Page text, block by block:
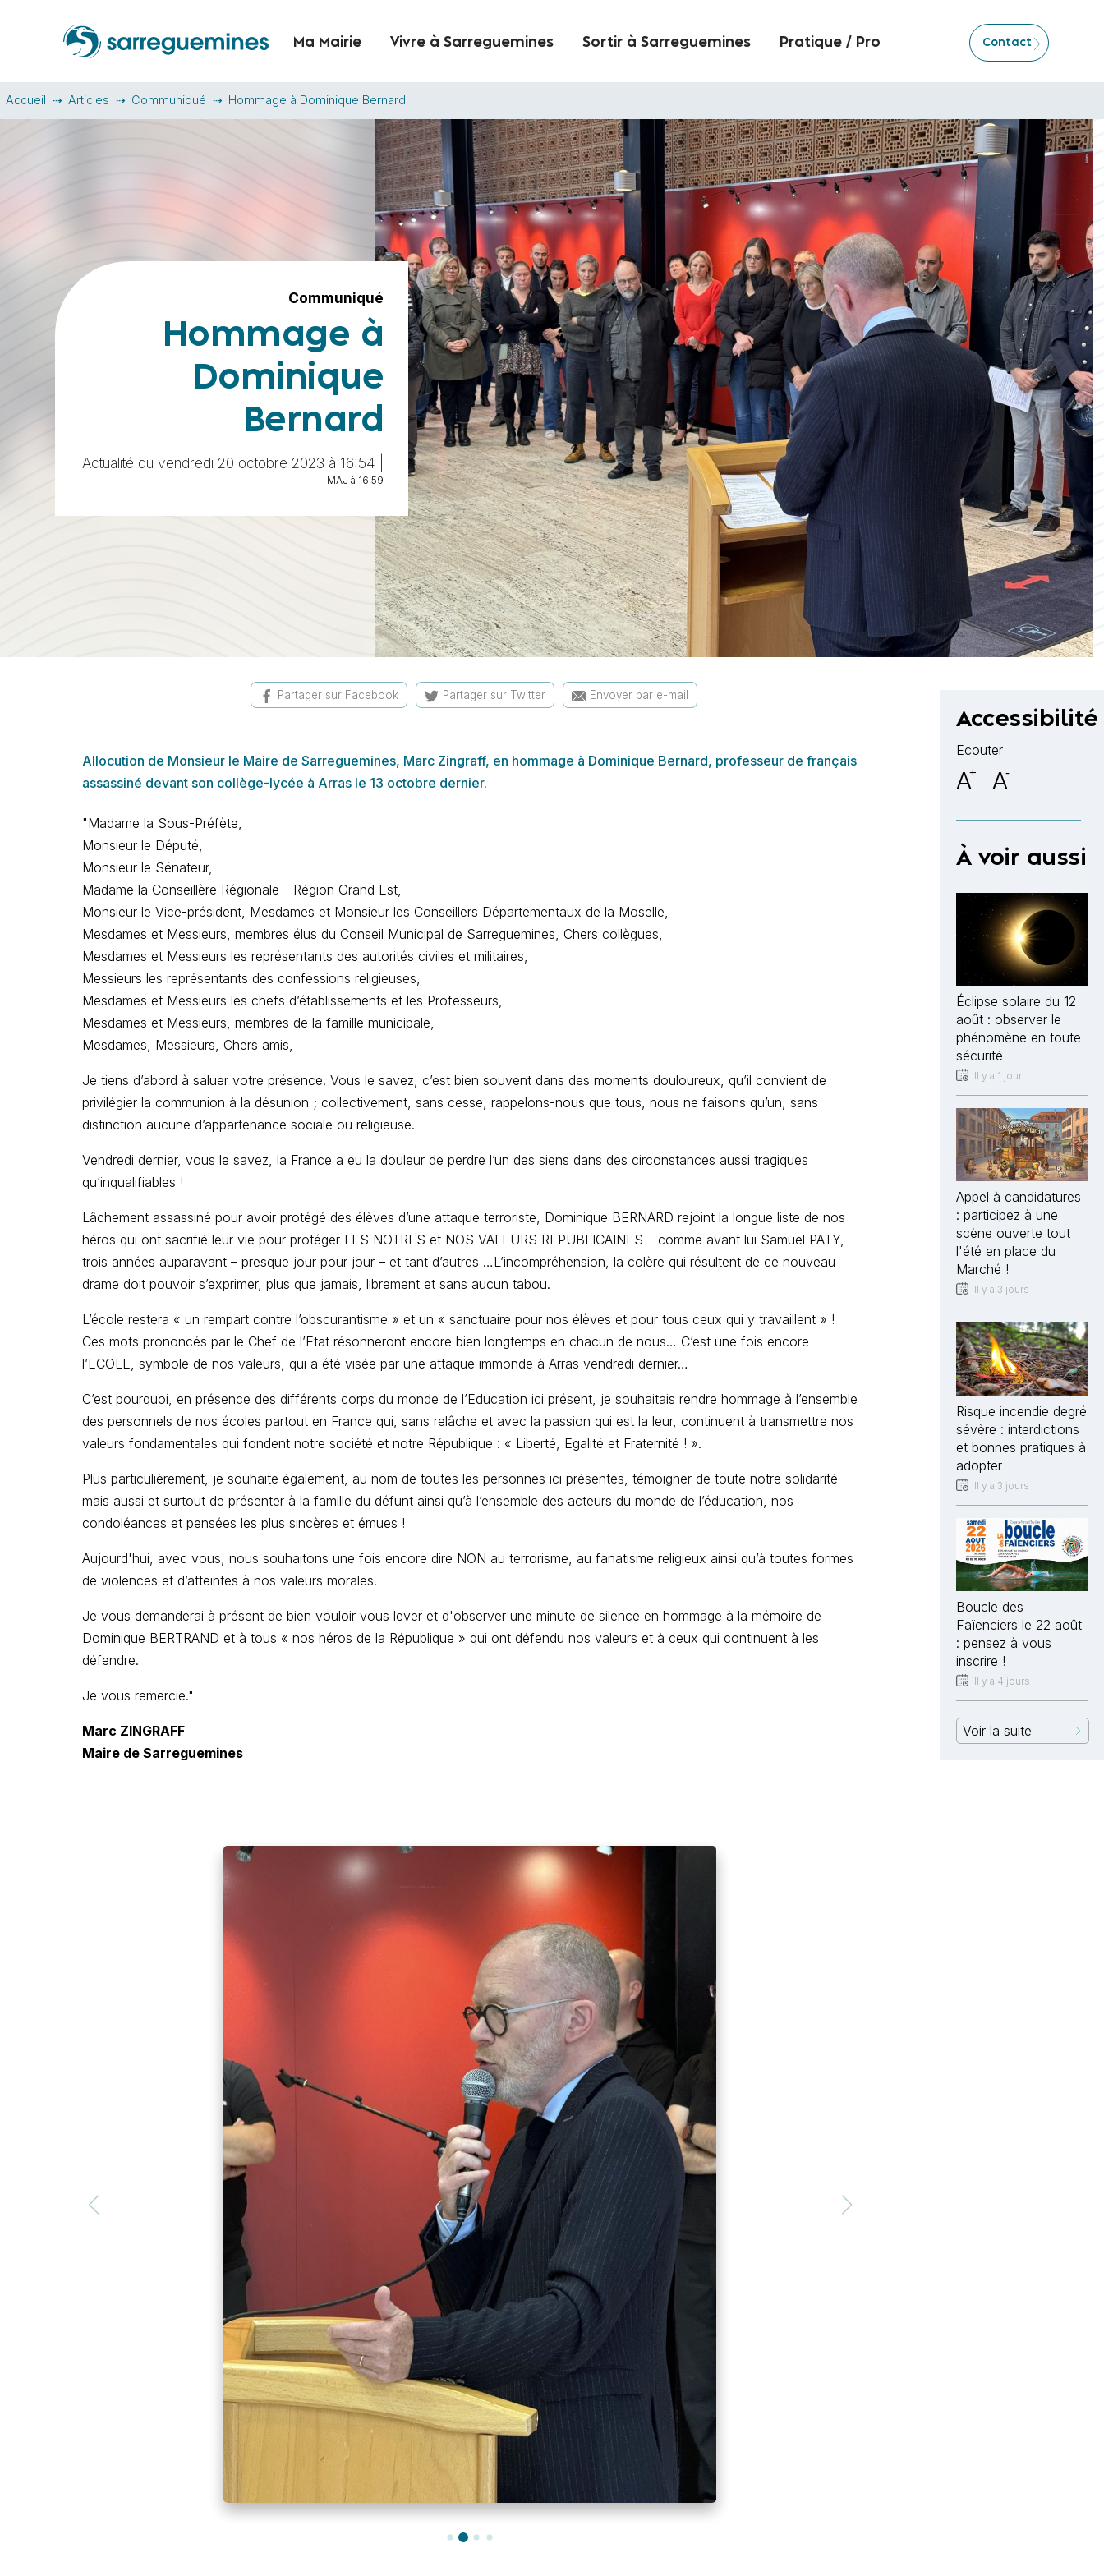
Ma Mairie Vivre à Sarreguemines Sortir à Sarreguemines Pratique / Pro Contact
Accueil Articles Communiqué Hommage à Dominique Bernard
Communiqué
Hommage à
Dominique
Bernard
Actualité du vendredi 20 octobre 2023 à 16:54 |
MAJ à 16:59
Partager sur Facebook Partager sur Twitter Envoyer par e-mail
Allocution de Monsieur le Maire de Sarreguemines, Marc Zingraff, en hommage à Dominique Bernard, professeur de français
assassiné devant son collège-lycée à Arras le 13 octobre dernier.
"Madame la Sous-Préfète,
Monsieur le Député,
Monsieur le Sénateur,
Madame la Conseillère Régionale - Région Grand Est,
Monsieur le Vice-président, Mesdames et Monsieur les Conseillers Départementaux de la Moselle,
Mesdames et Messieurs, membres élus du Conseil Municipal de Sarreguemines, Chers collègues,
Mesdames et Messieurs les représentants des autorités civiles et militaires,
Messieurs les représentants des confessions religieuses,
Mesdames et Messieurs les chefs d’établissements et les Professeurs,
Mesdames et Messieurs, membres de la famille municipale,
Mesdames, Messieurs, Chers amis,
Je tiens d’abord à saluer votre présence. Vous le savez, c’est bien souvent dans des moments douloureux, qu’il convient de
privilégier la communion à la désunion ; collectivement, sans cesse, rappelons-nous que tous, nous ne faisons qu’un, sans
distinction aucune d’appartenance sociale ou religieuse.
Vendredi dernier, vous le savez, la France a eu la douleur de perdre l’un des siens dans des circonstances aussi tragiques
qu’inqualifiables !
Lâchement assassiné pour avoir protégé des élèves d’une attaque terroriste, Dominique BERNARD rejoint la longue liste de nos
héros qui ont sacrifié leur vie pour protéger LES NOTRES et NOS VALEURS REPUBLICAINES – comme avant lui Samuel PATY,
trois années auparavant – presque jour pour jour – et tant d’autres …L’incompréhension, la colère qui résultent de ce nouveau
drame doit pouvoir s’exprimer, plus que jamais, librement et sans aucun tabou.
L’école restera « un rempart contre l’obscurantisme » et un « sanctuaire pour nos élèves et pour tous ceux qui y travaillent » !
Ces mots prononcés par le Chef de l’Etat résonneront encore bien longtemps en chacun de nous… C’est une fois encore
l’ECOLE, symbole de nos valeurs, qui a été visée par une attaque immonde à Arras vendredi dernier…
C’est pourquoi, en présence des différents corps du monde de l’Education ici présent, je souhaitais rendre hommage à l’ensemble
des personnels de nos écoles partout en France qui, sans relâche et avec la passion qui est la leur, continuent à transmettre nos
valeurs fondamentales qui fondent notre société et notre République : « Liberté, Egalité et Fraternité ! ».
Plus particulièrement, je souhaite également, au nom de toutes les personnes ici présentes, témoigner de toute notre solidarité
mais aussi et surtout de présenter à la famille du défunt ainsi qu’à l’ensemble des acteurs du monde de l’éducation, nos
condoléances et pensées les plus sincères et émues !
Aujourd'hui, avec vous, nous souhaitons une fois encore dire NON au terrorisme, au fanatisme religieux ainsi qu’à toutes formes
de violences et d’atteintes à nos valeurs morales.
Je vous demanderai à présent de bien vouloir vous lever et d'observer une minute de silence en hommage à la mémoire de
Dominique BERTRAND et à tous « nos héros de la République » qui ont défendu nos valeurs et à ceux qui continuent à les
défendre.
Je vous remercie."
Marc ZINGRAFF
Maire de Sarreguemines
Accessibilité
Ecouter
A+ A-
À voir aussi
Éclipse solaire du 12
août : observer le
phénomène en toute
sécurité
Il y a 1 jour
Appel à candidatures
: participez à une
scène ouverte tout
l'été en place du
Marché !
Il y a 3 jours
Risque incendie degré
sévère : interdictions
et bonnes pratiques à
adopter
Il y a 3 jours
Boucle des
Faïenciers le 22 août
: pensez à vous
inscrire !
Il y a 4 jours
Voir la suite